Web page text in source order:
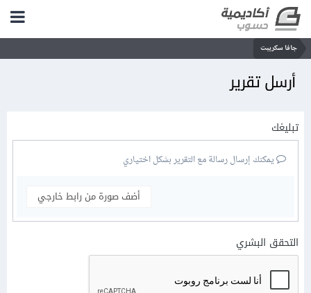
جافا سكريبت
أرسل تقرير
تبليغك
يمكنك إرسال رسالة مع التقرير بشكل اختياري
أضف صورة من رابط خارجي
التحقق البشري